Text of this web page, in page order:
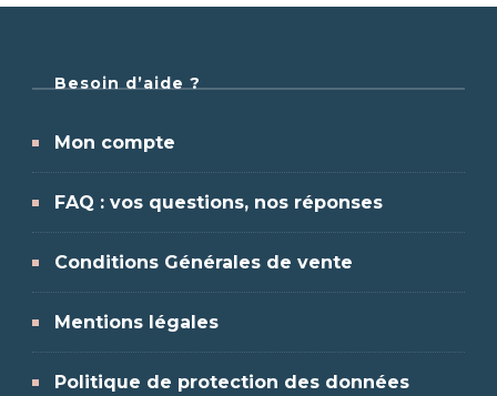
Besoin d’aide ?
Mon compte
FAQ : vos questions, nos réponses
Conditions Générales de vente
Mentions légales
Politique de protection des données